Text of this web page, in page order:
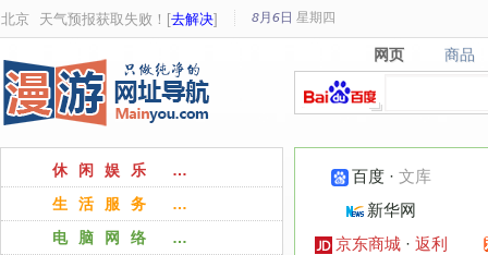
北京 天气预报获取失败！[去解决] 8月6日 星期四
网页
网页 商品
商品
百度 ·文库
新华网
京东商城 ·返利
休闲娱乐 …
生活服务 …
电脑网络 …